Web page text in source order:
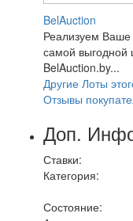
BelAuction
Реализуем Ваше
самой выгодной
BelAuction.by...
Другие Лоты
Отзывы
Доп.
Ставки:
Категория:
Состояние: